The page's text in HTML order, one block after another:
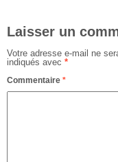
Laisser un
Votre adresse e-mail ne
indiqués avec *
Commentaire *